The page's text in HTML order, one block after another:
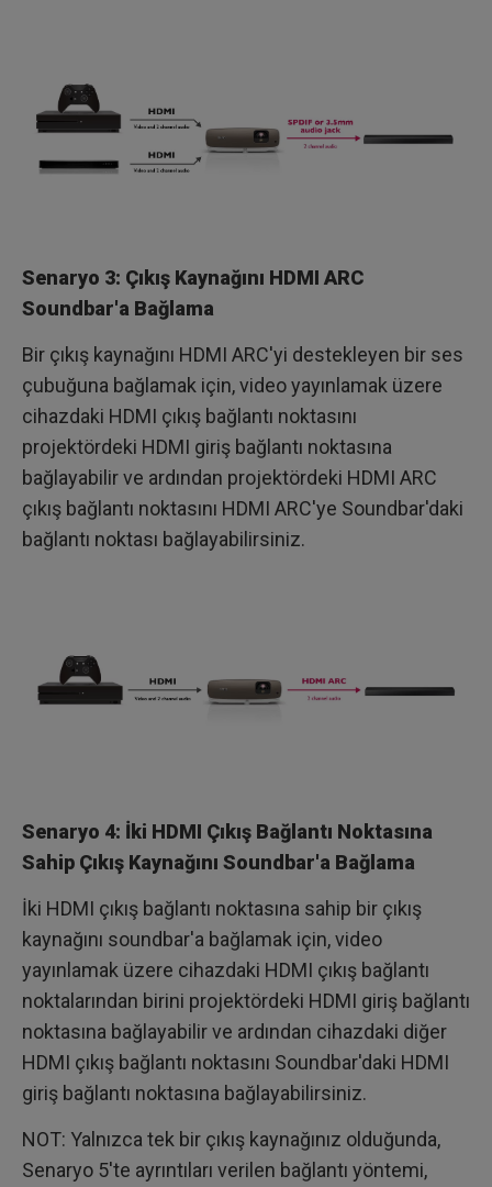
Senaryo 3: Çıkış Kaynağını HDMI ARC
Soundbar'a Bağlama
Bir çıkış kaynağını HDMI ARC'yi destekleyen bir ses
çubuğuna bağlamak için, video yayınlamak üzere
cihazdaki HDMI çıkış bağlantı noktasını
projektördeki HDMI giriş bağlantı noktasına
bağlayabilir ve ardından projektördeki HDMI ARC
çıkış bağlantı noktasını HDMI ARC'ye Soundbar'daki
bağlantı noktası bağlayabilirsiniz.
Senaryo 4: İki HDMI Çıkış Bağlantı Noktasına
Sahip Çıkış Kaynağını Soundbar'a Bağlama
İki HDMI çıkış bağlantı noktasına sahip bir çıkış
kaynağını soundbar'a bağlamak için, video
yayınlamak üzere cihazdaki HDMI çıkış bağlantı
noktalarından birini projektördeki HDMI giriş bağlantı
noktasına bağlayabilir ve ardından cihazdaki diğer
HDMI çıkış bağlantı noktasını Soundbar'daki HDMI
giriş bağlantı noktasına bağlayabilirsiniz.
NOT: Yalnızca tek bir çıkış kaynağınız olduğunda,
Senaryo 5'te ayrıntıları verilen bağlantı yöntemi,